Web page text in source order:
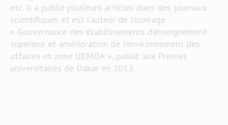
etc. Il a publié plusieurs articles dans des journaux
scientifiques et est l’auteur de l’ouvrage
« Gouvernance des établissements d’enseignement
supérieur et amélioration de l’environnement des
affaires en zone UEMOA », publié aux Presses
universitaires de Dakar en 2013.